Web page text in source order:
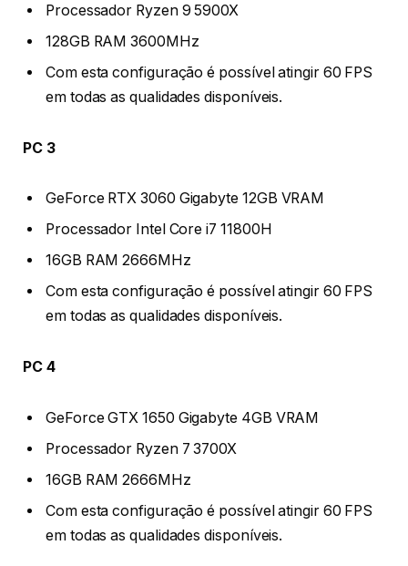
Processador Ryzen 9 5900X
128GB RAM 3600MHz
Com esta configuração é possível atingir 60 FPS
em todas as qualidades disponíveis.
PC 3
GeForce RTX 3060 Gigabyte 12GB VRAM
Processador Intel Core i7 11800H
16GB RAM 2666MHz
Com esta configuração é possível atingir 60 FPS
em todas as qualidades disponíveis.
PC 4
GeForce GTX 1650 Gigabyte 4GB VRAM
Processador Ryzen 7 3700X
16GB RAM 2666MHz
Com esta configuração é possível atingir 60 FPS
em todas as qualidades disponíveis.